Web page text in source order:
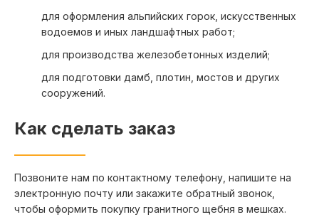
для оформления альпийских горок, искусственных
водоемов и иных ландшафтных работ;
для производства железобетонных изделий;
для подготовки дамб, плотин, мостов и других
сооружений.
Как сделать заказ
Позвоните нам по контактному телефону, напишите на
электронную почту или закажите обратный звонок,
чтобы оформить покупку гранитного щебня в мешках.